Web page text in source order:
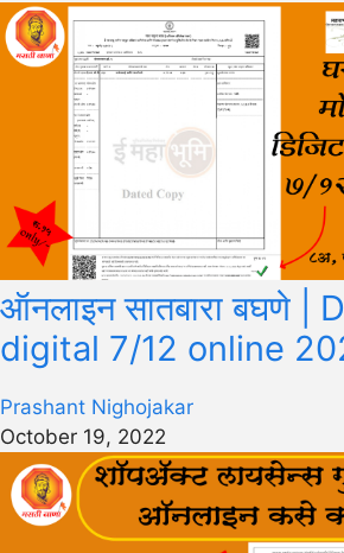
ऑनलाइन सातबारा बघणे |
digital 7/12 online
Prashant Nighojakar
October 19, 2022